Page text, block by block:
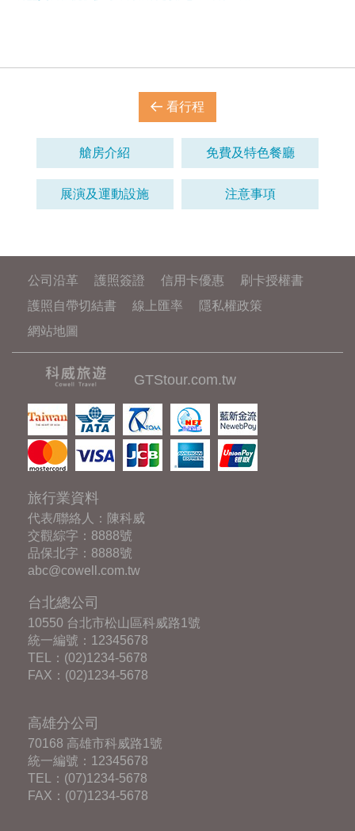
看行程
艙房介紹 免費及特色餐廳
展演及運動設施 注意事項
公司沿革 護照簽證 信用卡優惠
刷卡授權書
護照自帶切結書
線上匯率
隱私權政策
網站地圖
GTStour.com.tw
旅行業資料
代表/聯絡人：陳科威
交觀綜字：8888號
品保北字：8888號
abc@cowell.com.tw
台北總公司
10550 台北市松山區科威路1號
統一編號：12345678
TEL： (02)1234-5678
FAX：(02)1234-5678
高雄分公司
70168 高雄市科威路1號
統一編號：12345678
TEL： (07)1234-5678
FAX：(07)1234-5678